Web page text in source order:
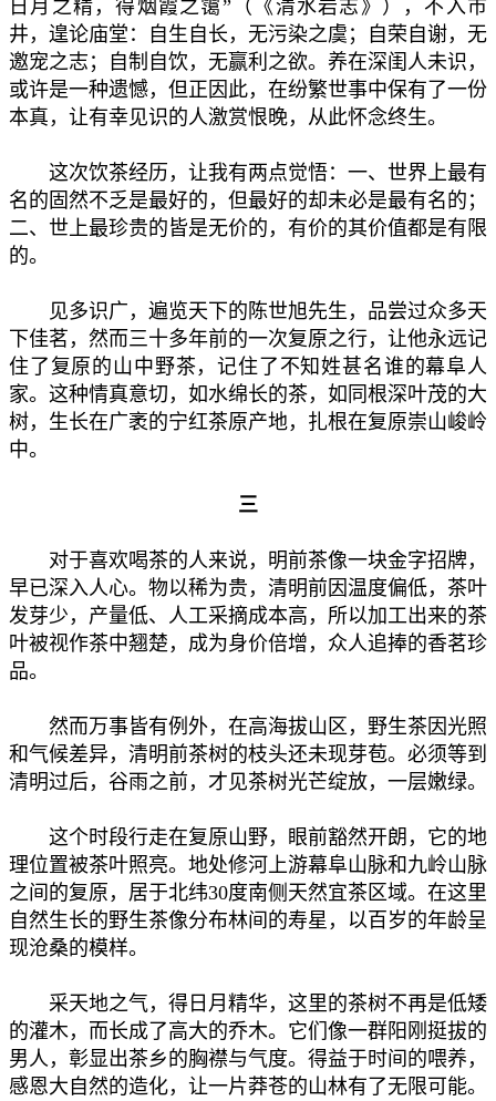
日月之精，得烟霞之霭”（《清水岩志》），不入市
井，遑论庙堂：自生自长，无污染之虞；自荣自谢，无
邀宠之志；自制自饮，无赢利之欲。养在深闺人未识，
或许是一种遗憾，但正因此，在纷繁世事中保有了一份
本真，让有幸见识的人激赏恨晚，从此怀念终生。
这次饮茶经历，让我有两点觉悟：一、世界上最有
名的固然不乏是最好的，但最好的却未必是最有名的；
二、世上最珍贵的皆是无价的，有价的其价值都是有限
的。
见多识广，遍览天下的陈世旭先生，品尝过众多天
下佳茗，然而三十多年前的一次复原之行，让他永远记
住了复原的山中野茶，记住了不知姓甚名谁的幕阜人
家。这种情真意切，如水绵长的茶，如同根深叶茂的大
树，生长在广袤的宁红茶原产地，扎根在复原崇山峻岭
中。
三
对于喜欢喝茶的人来说，明前茶像一块金字招牌，
早已深入人心。物以稀为贵，清明前因温度偏低，茶叶
发芽少，产量低、人工采摘成本高，所以加工出来的茶
叶被视作茶中翘楚，成为身价倍增，众人追捧的香茗珍
品。
然而万事皆有例外，在高海拔山区，野生茶因光照
和气候差异，清明前茶树的枝头还未现芽苞。必须等到
清明过后，谷雨之前，才见茶树光芒绽放，一层嫩绿。
这个时段行走在复原山野，眼前豁然开朗，它的地
理位置被茶叶照亮。地处修河上游幕阜山脉和九岭山脉
之间的复原，居于北纬30度南侧天然宜茶区域。在这里
自然生长的野生茶像分布林间的寿星，以百岁的年龄呈
现沧桑的模样。
采天地之气，得日月精华，这里的茶树不再是低矮
的灌木，而长成了高大的乔木。它们像一群阳刚挺拔的
男人，彰显出茶乡的胸襟与气度。得益于时间的喂养，
感恩大自然的造化，让一片莽苍的山林有了无限可能。